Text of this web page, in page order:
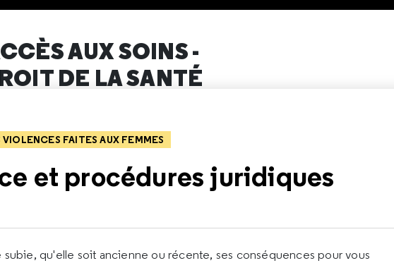
AUX SOINS -
DE LA SANTÉ
FAITES AUX FEMMES
et procédures juridiques
qu'elle soit ancienne ou récente, ses conséquences pour vous